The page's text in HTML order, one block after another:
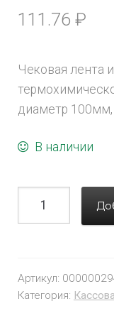
111.76 ₽
Чековая лента
диаметр 100мм,
В наличии
Артикул:
Категория: